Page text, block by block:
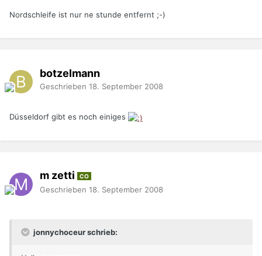
Nordschleife ist nur ne stunde entfernt ;-)
botzelmann
Geschrieben 18. September 2008
Düsseldorf gibt es noch einiges
m zetti CO
Geschrieben 18. September 2008
jonnychoceur schrieb: